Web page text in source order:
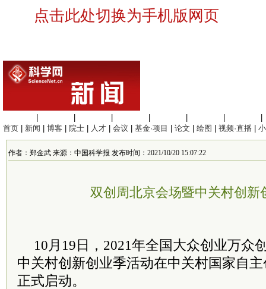
点击此处切换为手机版网页
首页
新闻 博客 院士 人才 会议 基金·项目 论文 绘图 视频·直播
作者：郑金武 来源：中国科学报 发布时间：2021/10/20 15:07:22
双创周北京会场暨中关村创新
10月19日，2021年全国大众创业万众
中关村创新创业季活动在中关村国家自
正式启动。